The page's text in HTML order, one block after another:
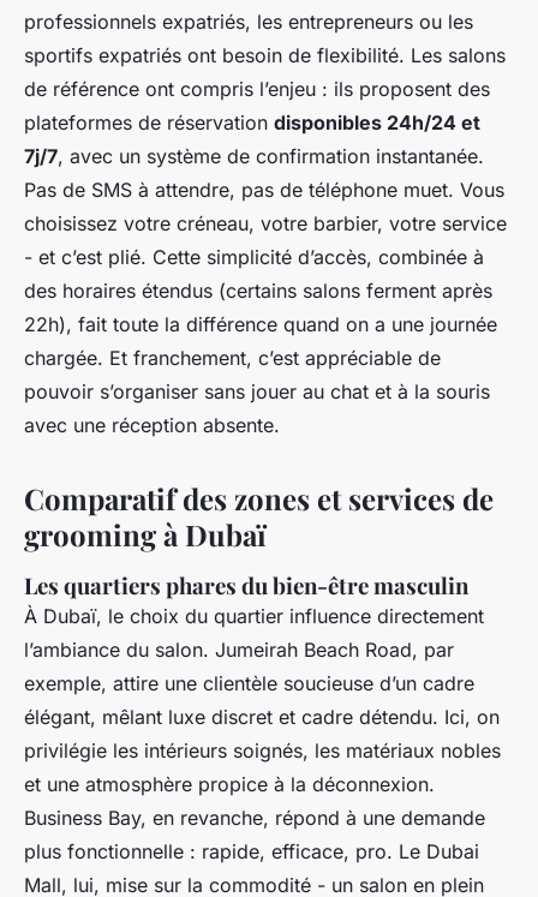
professionnels expatriés, les entrepreneurs ou les
sportifs expatriés ont besoin de flexibilité. Les salons
de référence ont compris l’enjeu : ils proposent des
plateformes de réservation disponibles 24h/24 et
7j/7, avec un système de confirmation instantanée.
Pas de SMS à attendre, pas de téléphone muet. Vous
choisissez votre créneau, votre barbier, votre service
- et c’est plié. Cette simplicité d’accès, combinée à
des horaires étendus (certains salons ferment après
22h), fait toute la différence quand on a une journée
chargée. Et franchement, c’est appréciable de
pouvoir s’organiser sans jouer au chat et à la souris
avec une réception absente.
Comparatif des zones et services de
grooming à Dubaï
Les quartiers phares du bien-être masculin
À Dubaï, le choix du quartier influence directement
l’ambiance du salon. Jumeirah Beach Road, par
exemple, attire une clientèle soucieuse d’un cadre
élégant, mêlant luxe discret et cadre détendu. Ici, on
privilégie les intérieurs soignés, les matériaux nobles
et une atmosphère propice à la déconnexion.
Business Bay, en revanche, répond à une demande
plus fonctionnelle : rapide, efficace, pro. Le Dubai
Mall, lui, mise sur la commodité - un salon en plein